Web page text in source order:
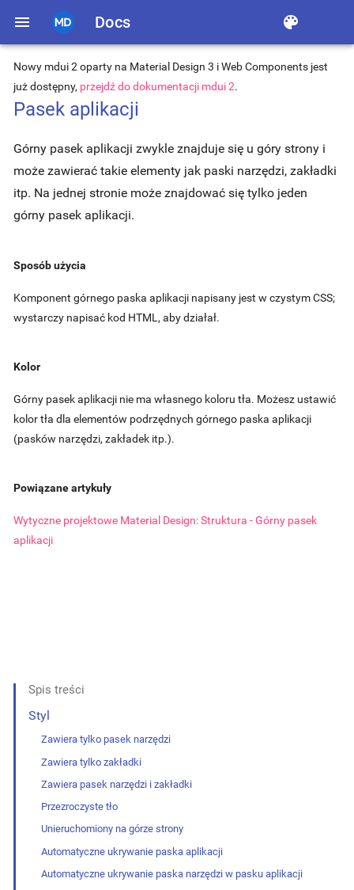
menu Docs color_lens
Nowy mdui 2 oparty na Material Design 3 i Web Components jest
już dostępny, przejdź do dokumentacji mdui 2.
Pasek aplikacji
Górny pasek aplikacji zwykle znajduje się u góry strony i
może zawierać takie elementy jak paski narzędzi, zakładki
itp. Na jednej stronie może znajdować się tylko jeden
górny pasek aplikacji.
Sposób użycia
Komponent górnego paska aplikacji napisany jest w czystym CSS;
wystarczy napisać kod HTML, aby działał.
Kolor
Górny pasek aplikacji nie ma własnego koloru tła. Możesz ustawić
kolor tła dla elementów podrzędnych górnego paska aplikacji
(pasków narzędzi, zakładek itp.).
Powiązane artykuły
Wytyczne projektowe Material Design: Struktura - Górny pasek
aplikacji
Spis treści
Styl
Zawiera tylko pasek narzędzi
Zawiera tylko zakładki
Zawiera pasek narzędzi i zakładki
Przezroczyste tło
Unieruchomiony na górze strony
Automatyczne ukrywanie paska aplikacji
Automatyczne ukrywanie paska narzędzi w pasku aplikacji